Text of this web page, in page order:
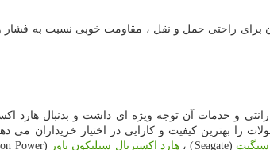
برای راحتی حمل و نقل ، مقاومت خوبی نسبت به
و خدمات آن توجه ویژه ای داشت و بدنبال هارد
را بهترین کیفیت و کارایی در اختیار خریداران
سیگیت (Seagate) ،
هارد اکسترنال سیلیکون پاور